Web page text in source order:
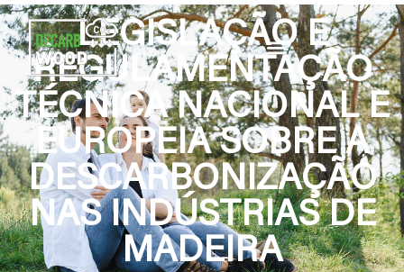
LEGISLAÇÃO E
REGULAMENTAÇÃO
TÉCNICA NACIONAL E
EUROPEIA SOBRE A
DESCARBONIZAÇÃO
NAS INDÚSTRIAS DE
MADEIRA